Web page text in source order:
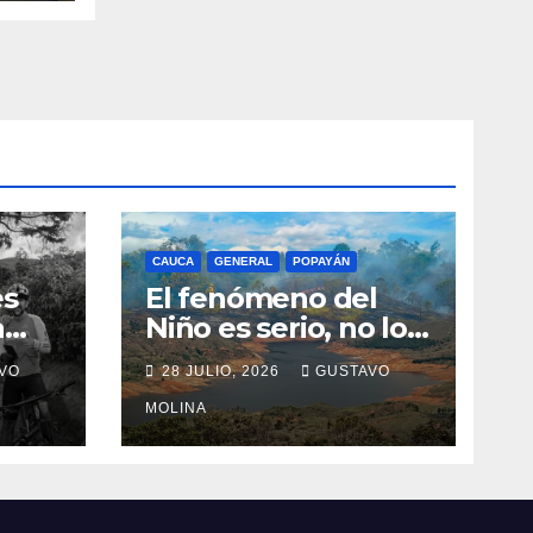
el
CAUCA GENERAL POPAYÁN
El fenómeno del
Niño es serio, no lo
tome a juego
28 JULIO, 2026 GUSTAVO
MOLINA